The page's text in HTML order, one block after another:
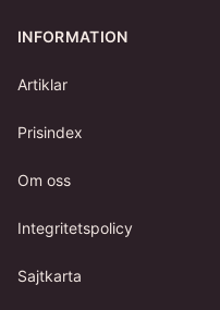
INFORMATION
Artiklar
Prisindex
Om oss
Integritetspolicy
Sajtkarta